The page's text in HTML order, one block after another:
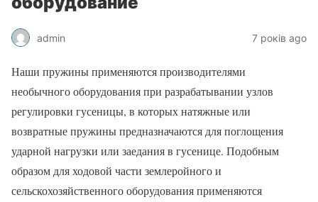
admin 7 років ago
Наши пружины применяются производителями
необычного оборудования при разрабатывании узлов
регулировки гусеницы, в которых натяжные или
возвратные пружины предназначаются для поглощения
ударной нагрузки или заедания в гусенице. Подобным
образом для ходовой части землеройного и
сельскохозяйственного оборудования применяются